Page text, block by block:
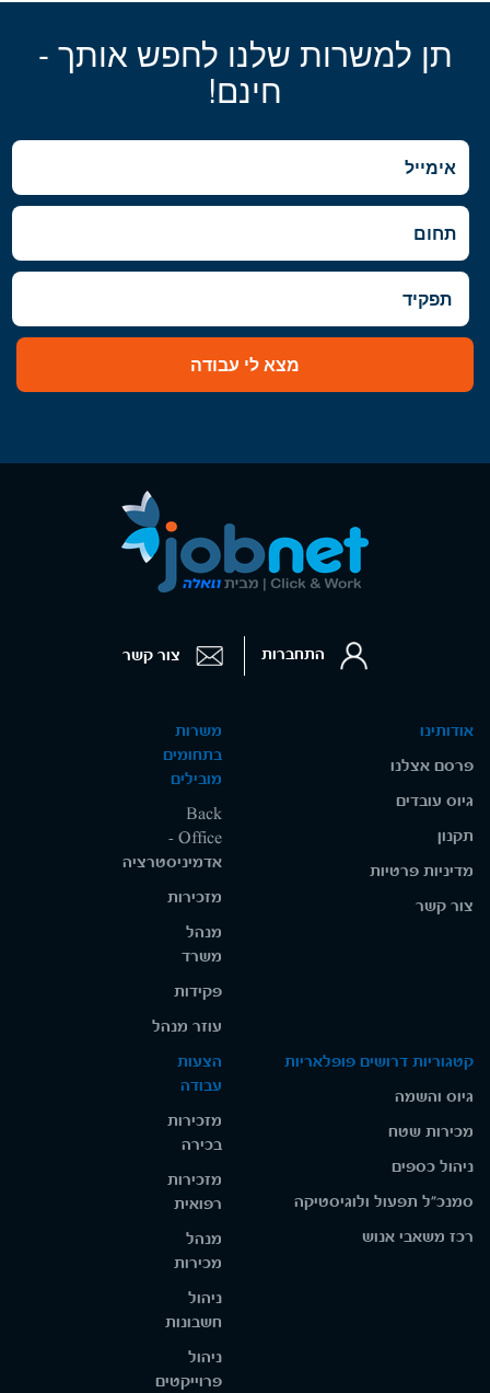
תן למשרות שלנו לחפש אותך -
חינם!
מצא לי עבודה
אודותינו
פרסם אצלנו
גיוס עובדים
תקנון
מדיניות פרטיות
צור קשר
משרות
בתחומים
מובילים
Back
Office -
אדמיניסטרציה
מזכירות
מנהל
משרד
פקידות
עוזר מנהל
קטגוריות דרושים פופלאריות
גיוס והשמה
מכירות שטח
ניהול כספים
סמנכ"ל תפעול ולוגיסטיקה
רכז משאבי אנוש
הצעות
עבודה
מזכירות
בכירה
מזכירות
רפואית
מנהל
מכירות
ניהול
חשבונות
ניהול
פרוייקטים